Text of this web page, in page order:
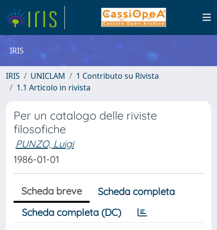
IRIS
IRIS UNICLAM
1 Contributo su Rivista
1.1 Articolo in rivista
Per un catalogo delle riviste
filosofiche
PUNZO, Luigi
1986-01-01
Scheda breve
Scheda completa
Scheda completa (DC)